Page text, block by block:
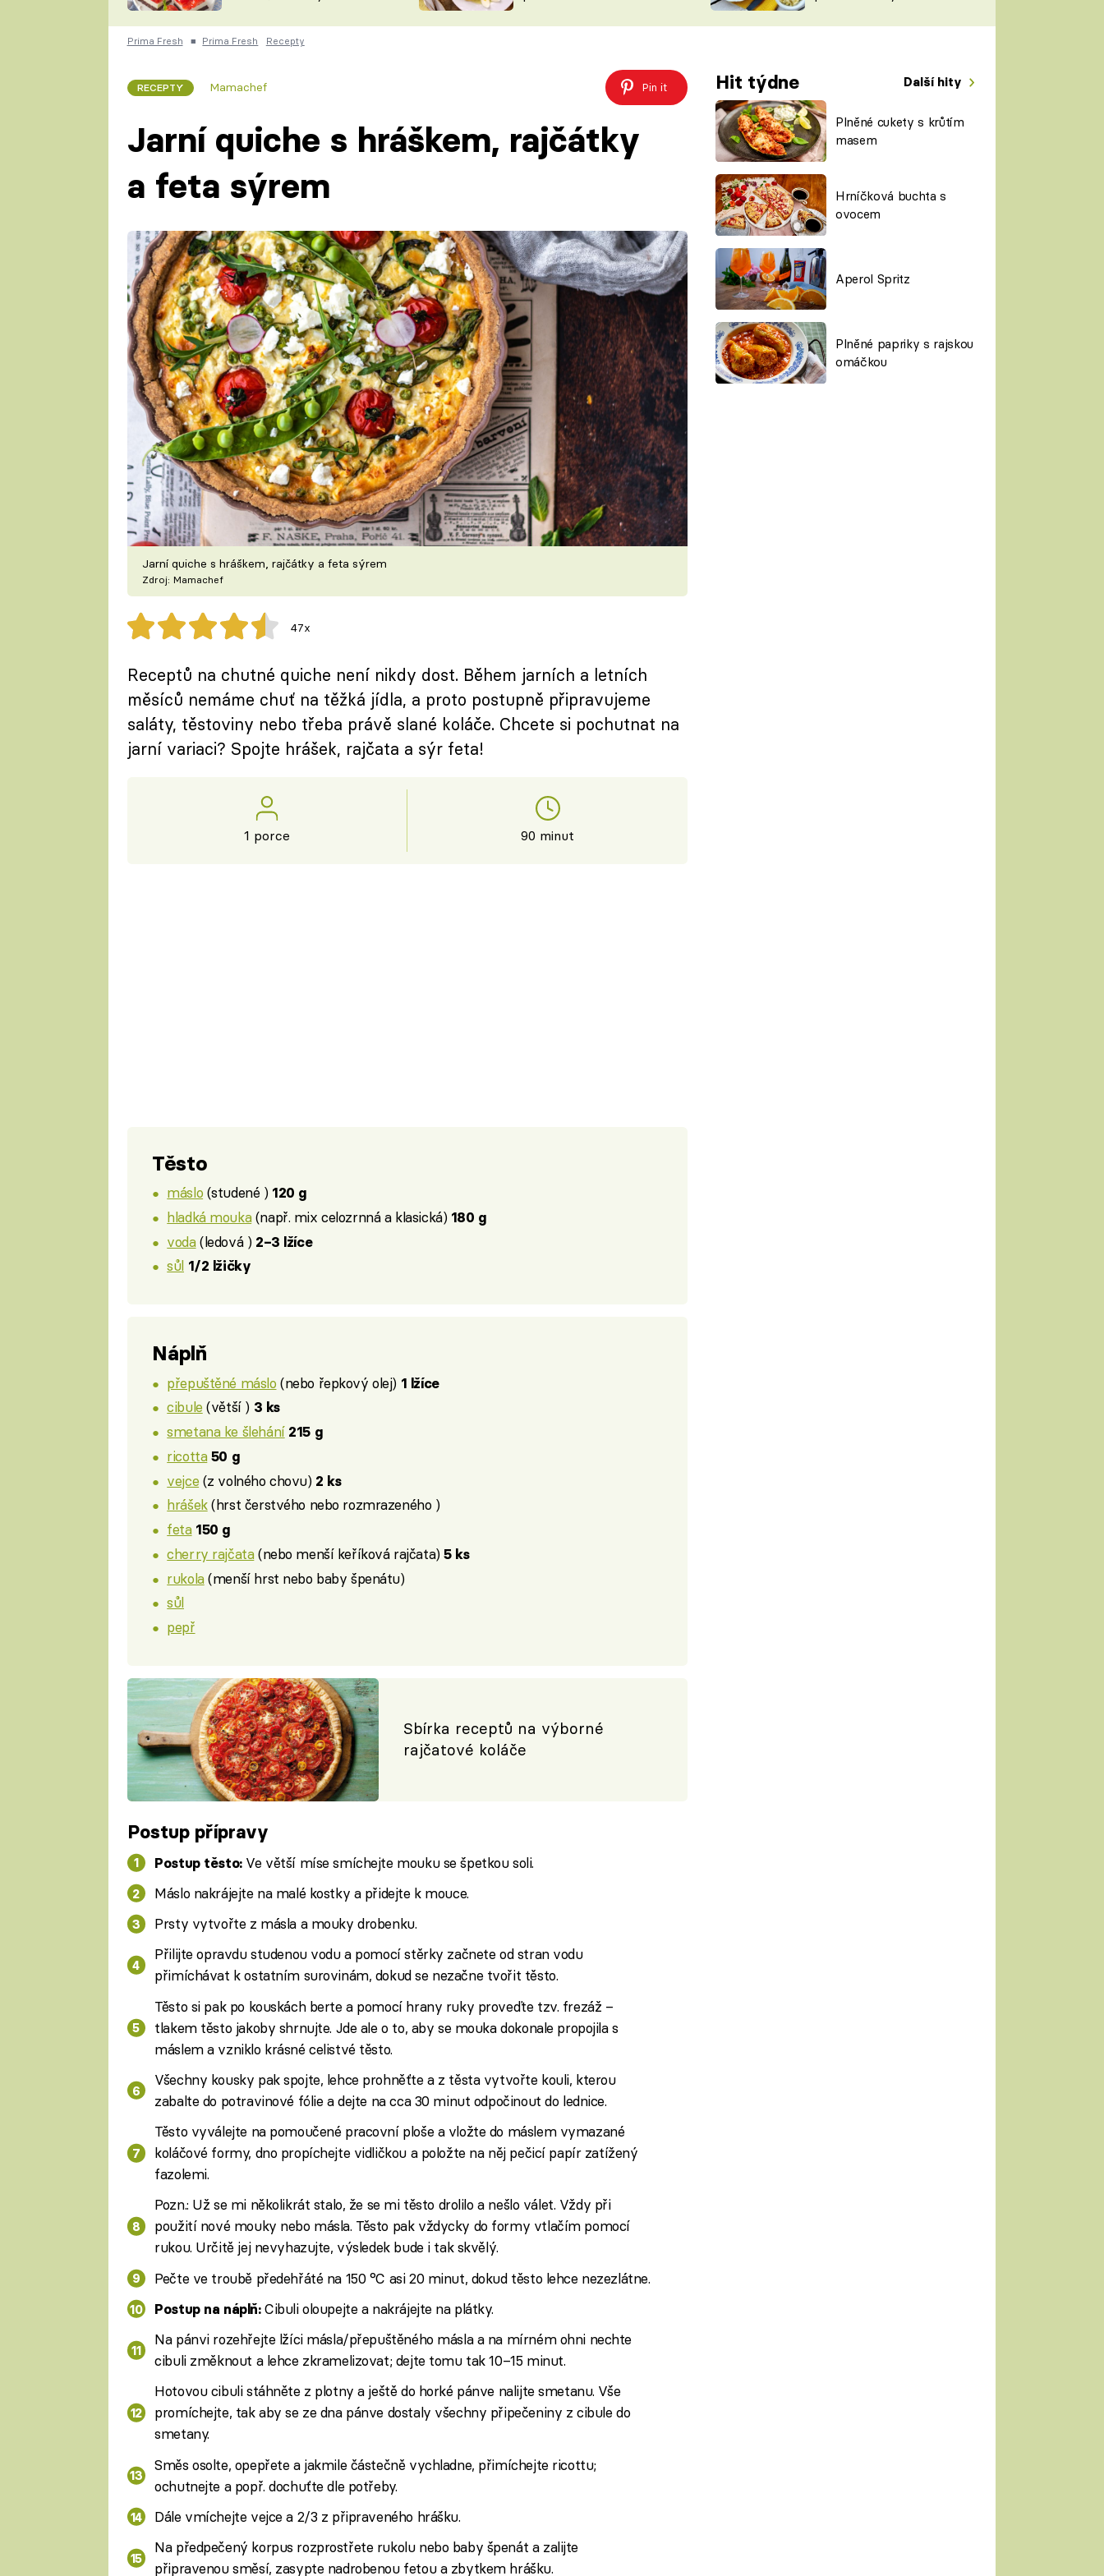
ČESKO NA TALÍŘI
KUCHAŘKA
VYCHYTÁVKY
ŠÉFREDAKTORKY
ČASOPIS
Prima Fresh ■ Prima Fresh Recepty
RECEPTY Mamachef Pin it Hit týdne Další hity
Plněné cukety s krůtím
masem
Hrníčková buchta s
ovocem
Aperol Spritz
Plněné papriky s rajskou
omáčkou
Jarní quiche s hráškem, rajčátky
a feta sýrem
Jarní quiche s hráškem, rajčátky a feta sýrem
Zdroj: Mamachef
47x
Receptů na chutné quiche není nikdy dost. Během jarních a letních
měsíců nemáme chuť na těžká jídla, a proto postupně připravujeme
saláty, těstoviny nebo třeba právě slané koláče. Chcete si pochutnat na
jarní variaci? Spojte hrášek, rajčata a sýr feta!
1 porce 90 minut
Těsto
máslo (studené ) 120 g
hladká mouka(např. mix celozrnná a klasická) 180 g
voda(ledová ) 2–3 lžíce
sůl 1/2 lžičky
Náplň
přepuštěné máslo (nebo řepkový olej) 1 lžíce
cibule (větší ) 3 ks
smetana ke šlehání 215 g
ricotta 50 g
vejce (z volného chovu) 2 ks
hrášek(hrst čerstvého nebo rozmrazeného )
feta 150 g
cherry rajčata(nebo menší keříková rajčata)5 ks
rukola(menší hrst nebo baby špenátu)
sůl
pepř
Sbírka receptů na výborné
rajčatové koláče
Postup přípravy
Postup těsto:Ve větší míse smíchejte mouku se špetkou soli.
Máslo nakrájejte na malé kostky a přidejte k mouce.
Prsty vytvořte z másla a mouky drobenku.
Přilijte opravdu studenou vodu a pomocí stěrky začnete od stran vodu
přimíchávat k ostatním surovinám, dokud se nezačne tvořit těsto.
Těsto si pak po kouskách berte a pomocí hrany ruky proveďte tzv. frezáž –
tlakem těsto jakoby shrnujte. Jde ale o to, aby se mouka dokonale propojila s
máslem a vzniklo krásné celistvé těsto.
Všechny kousky pak spojte, lehce prohněťte a z těsta vytvořte kouli, kterou
zabalte do potravinové fólie a dejte na cca 30 minut odpočinout do lednice.
Těsto vyválejte na pomoučené pracovní ploše a vložte do máslem vymazané
koláčové formy, dno propíchejte vidličkou a položte na něj pečicí papír zatížený
fazolemi.
Pozn.: Už se mi několikrát stalo, že se mi těsto drolilo a nešlo válet. Vždy při
použití nové mouky nebo másla. Těsto pak vždycky do formy vtlačím pomocí
rukou. Určitě jej nevyhazujte, výsledek bude i tak skvělý.
Pečte ve troubě předehřáté na 150 °C asi 20 minut, dokud těsto lehce nezezlátne.
Postup na náplň:Cibuli oloupejte a nakrájejte na plátky.
Na pánvi rozehřejte lžíci másla/přepuštěného másla a na mírném ohni nechte
cibuli změknout a lehce zkramelizovat; dejte tomu tak 10–15 minut.
Hotovou cibuli stáhněte z plotny a ještě do horké pánve nalijte smetanu. Vše
promíchejte, tak aby se ze dna pánve dostaly všechny připečeniny z cibule do
smetany.
Směs osolte, opepřete a jakmile částečně vychladne, přimíchejte ricottu;
ochutnejte a popř. dochuťte dle potřeby.
Dále vmíchejte vejce a 2/3 z připraveného hrášku.
Na předpečený korpus rozprostřete rukolu nebo baby špenát a zalijte
připravenou směsí, zasypte nadrobenou fetou a zbytkem hrášku.